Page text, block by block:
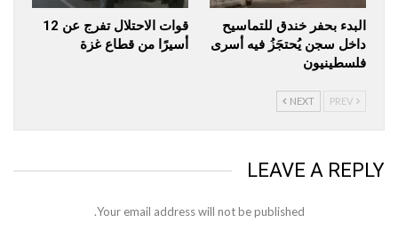
البدء بحفر خندق للتماسيح
داخل سجن يُحتجَزُ فيه أسرى
فلسطينيون
قوات الاحتلال تفرج عن 12
أسيرًا من قطاع غزة
NEXT
LEAVE A REPLY
Your email address will not be published.